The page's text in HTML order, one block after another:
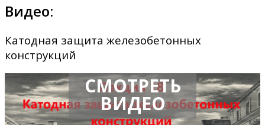
Видео:
Катодная защита железобетонных
конструкций
СМОТРЕТЬ
ВИДЕО